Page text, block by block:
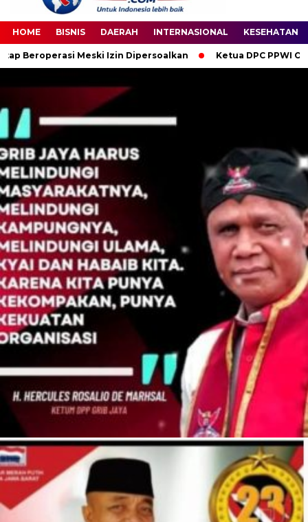
HOME BISNIS DAERAH INTERNASIONAL KESEHATAN
Izin Dipersoalkan Ketua DPC PPWI OKI Bersama